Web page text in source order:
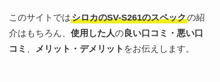
このサイトではシロカのSV-S261のスペックの紹
介はもちろん、 使用した人の良い口コミ・悪い口
コミ 、 メリット・デメリット をお伝えします。